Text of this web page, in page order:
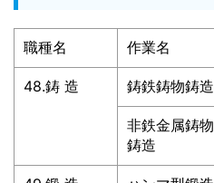
職種名 作業名
48.鋳 造 鋳鉄鋳物鋳造
非鉄金属鋳物
鋳造